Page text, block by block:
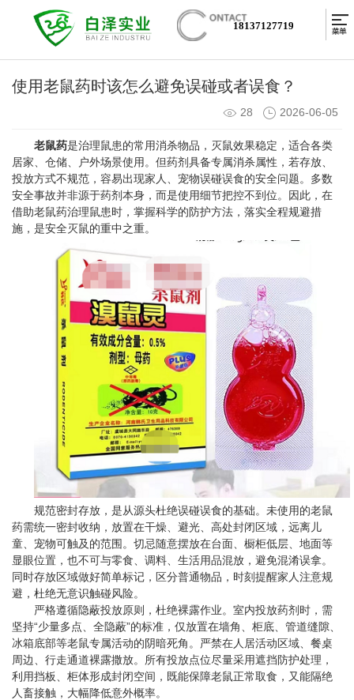
18137127719
使用老鼠药时该怎么避免误碰或者误食？
28 2026-06-05
老鼠药是治理鼠患的常用消杀物品，灭鼠效果稳定，适合各类
居家、仓储、户外场景使用。但药剂具备专属消杀属性，若存放、
投放方式不规范，容易出现家人、宠物误碰误食的安全问题。多数
安全事故并非源于药剂本身，而是使用细节把控不到位。因此，在
借助老鼠药治理鼠患时，掌握科学的防护方法，落实全程规避措
施，是安全灭鼠的重中之重。
规范密封存放，是从源头杜绝误碰误食的基础。未使用的老鼠
药需统一密封收纳，放置在干燥、避光、高处封闭区域，远离儿
童、宠物可触及的范围。切忌随意摆放在台面、橱柜低层、地面等
显眼位置，也不可与零食、调料、生活用品混放，避免混淆误拿。
同时存放区域做好简单标记，区分普通物品，时刻提醒家人注意规
避，杜绝无意识触碰风险。
严格遵循隐蔽投放原则，杜绝裸露作业。室内投放药剂时，需
坚持“少量多点、全隐蔽”的标准，仅放置在墙角、柜底、管道缝隙、
冰箱底部等老鼠专属活动的阴暗死角。严禁在人居活动区域、餐桌
周边、行走通道裸露撒放。所有投放点位尽量采用遮挡防护处理，
利用挡板、柜体形成封闭空间，既能保障老鼠正常取食，又能隔绝
人畜接触，大幅降低意外概率。